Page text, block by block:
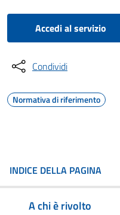
Accedi al servizio
Condividi
Normativa di riferimento
INDICE DELLA PAGINA
A chi è rivolto